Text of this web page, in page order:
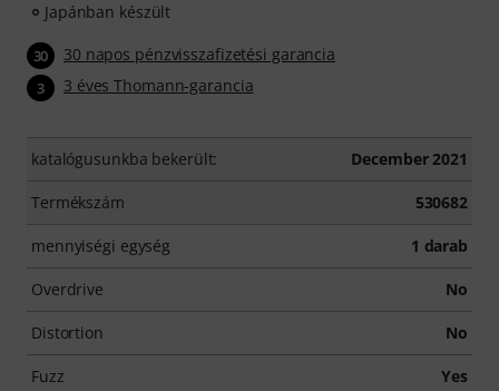
Japánban készült
30 30 napos pénzvisszafizetési garancia
3 3 éves Thomann-garancia
katalógusunkba bekerült: December 2021
Termékszám 530682
mennyiségi egység 1 darab
Overdrive No
Distortion No
Fuzz Yes